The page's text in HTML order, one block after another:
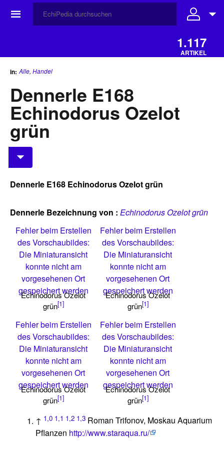
☰
1.117
ARTIKEL
in: Alle, Handel
Dennerle E168
Echinodorus Ozelot
grün
Dennerle E168 Echinodorus Ozelot grün
Dennerle Bezeichnung von : Echinodorus Ozelot grün
Fehler beim Erstellen
des Vorschaubildes:
Die Miniaturansicht
konnte nicht am
vorgesehenen Ort
gespeichert werden
Echinodorus Ozelot
grün[1]
Fehler beim Erstellen
des Vorschaubildes:
Die Miniaturansicht
konnte nicht am
vorgesehenen Ort
gespeichert werden
Echinodorus Ozelot
grün[1]
Fehler beim Erstellen
des Vorschaubildes:
Die Miniaturansicht
konnte nicht am
vorgesehenen Ort
gespeichert werden
Echinodorus Ozelot
grün[1]
Fehler beim Erstellen
des Vorschaubildes:
Die Miniaturansicht
konnte nicht am
vorgesehenen Ort
gespeichert werden
Echinodorus Ozelot
grün[1]
↑ 1,0 1,1 1,2 1,3 Roman Trifonov, Moskau Aquarium
Pflanzen http://www.staraqua.ru/